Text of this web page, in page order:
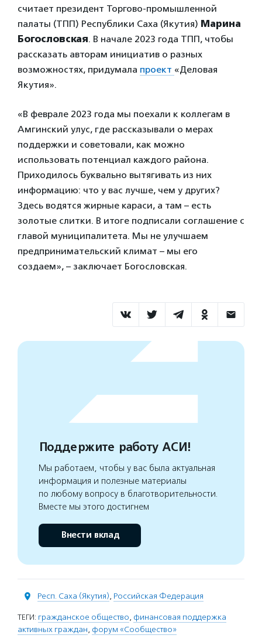
считает президент Торгово-промышленной
палаты (ТПП) Республики Саха (Якутия) Марина
Богословская. В начале 2023 года ТПП, чтобы
рассказать авторам инициатив о разных
возможностях, придумала проект «Деловая
Якутия».
«В феврале 2023 года мы поехали к коллегам в
Амгинский улус, где рассказывали о мерах
поддержки и советовали, как можно
использовать потенциал каждого района.
Приходилось буквально вытягивать из них
информацию: что у вас лучше, чем у других?
Здесь водятся жирные караси, а там – есть
золотые слитки. В итоге подписали соглашение с
главой муниципалитета. Мы не улучшаем
предпринимательский климат – мы его
создаем», – заключает Богословская.
Поддержите работу АСИ!
Мы работаем, чтобы у вас была актуальная
информация и полезные материалы
по любому вопросу в благотворительности.
Вместе мы этого достигнем
Внести вклад
Респ. Саха (Якутия), Российская Федерация
ТЕГИ: гражданское общество, финансовая поддержка
активных граждан, форум «Сообщество»